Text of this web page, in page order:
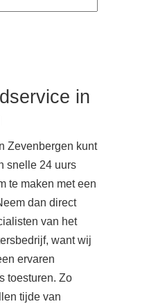
in
Zevenbergen kunt
snelle 24 uurs
te maken met een
dan direct
van het
want wij
ervaren
toesturen. Zo
tijde van